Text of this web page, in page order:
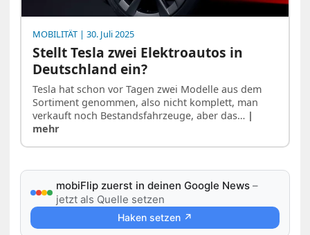
MOBILITÄT | 30. Juli 2025
Stellt Tesla zwei Elektroautos in
Deutschland ein?
Tesla hat schon vor Tagen zwei Modelle aus dem
Sortiment genommen, also nicht komplett, man
verkauft noch Bestandsfahrzeuge, aber das… |
mehr
mobiFlip zuerst in deinen Google News –
jetzt als Quelle setzen
Haken setzen ↗